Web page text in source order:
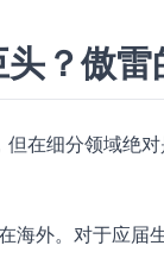
？傲雷
在细分领域绝
海外。对于应届